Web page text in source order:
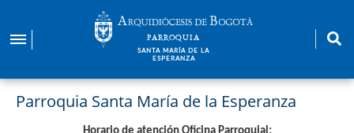
contenido
PARROQUIA
SANTA MARÍA DE LA
ESPERANZA
Parroquia Santa María de la Esperanza